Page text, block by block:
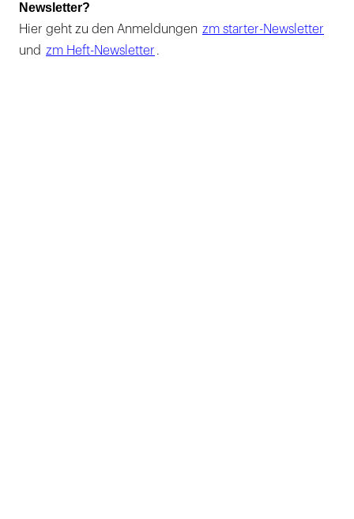
Newsletter?
Hier geht zu den Anmeldungen zm starter-Newsletter
und zm Heft-Newsletter .